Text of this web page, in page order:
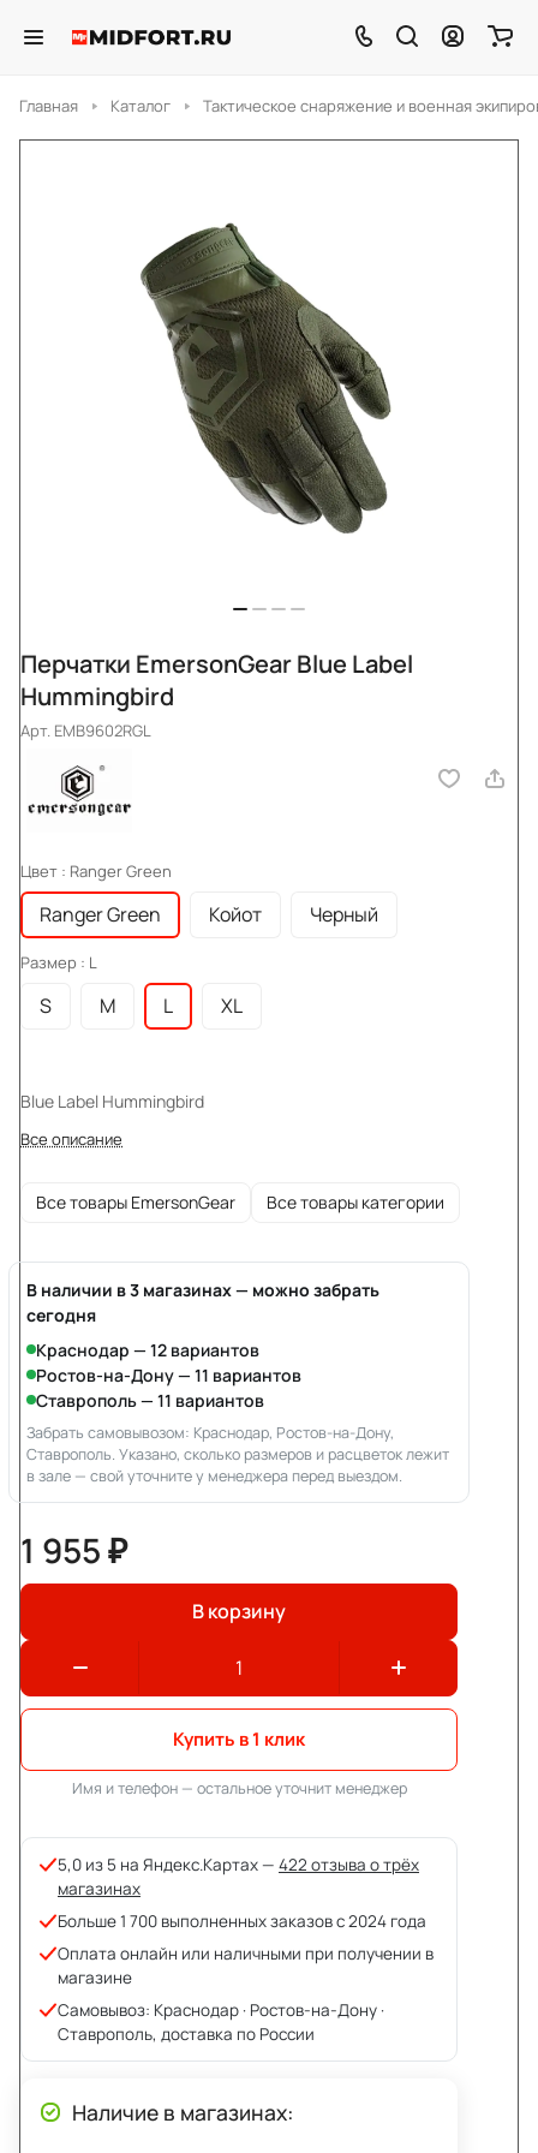
Главная Каталог Тактическое снаряжение и военная
Перчатки EmersonGear Blue Label
Hummingbird
Арт. EMB9602RGL
Цвет : Ranger Green
Ranger Green Койот Черный
Размер : L
S M L XL
Blue Label Hummingbird
Все описание
Все товары EmersonGear Все товары категории
В наличии в 3 магазинах — можно забрать
сегодня
Краснодар — 12 вариантов
Ростов-на-Дону — 11 вариантов
Ставрополь — 11 вариантов
Забрать самовывозом: Краснодар, Ростов-на-Дону,
Ставрополь. Указано, сколько размеров и расцветок лежит
в зале — свой уточните у менеджера перед выездом.
1 955 ₽
В корзину
Купить в 1 клик
Имя и телефон — остальное уточнит менеджер
5,0 из 5 на Яндекс.Картах — 422 отзыва о трёх
магазинах
Больше 1 700 выполненных заказов с 2024 года
Оплата онлайн или наличными при получении в
магазине
Самовывоз: Краснодар · Ростов-на-Дону ·
Ставрополь, доставка по России
Наличие в магазинах: